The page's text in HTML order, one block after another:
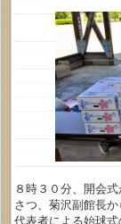
８時３０分、開会
さつ、菊沢副館長
代表者による始球式